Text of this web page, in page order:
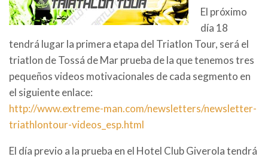
El próximo
día 18
tendrá lugar la primera etapa del Triatlon Tour, será el
triatlon de Tossá de Mar prueba de la que tenemos tres
pequeños videos motivacionales de cada segmento en
el siguiente enlace:
http://www.extreme-man.com/newsletters/newsletter-
triathlontour-videos_esp.html
El día previo a la prueba en el Hotel Club Giverola tendrá